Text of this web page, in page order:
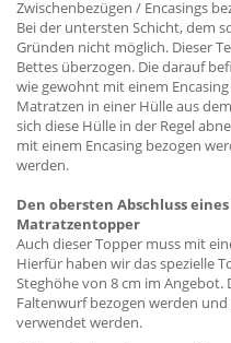
Zwischenbezügen / Encasings
Bei der untersten Schicht, dem
Gründen nicht möglich. Dieser
Bettes überzogen. Die darauf
wie gewohnt mit einem
Matratzen in einer Hülle aus
sich diese Hülle in der Regel
mit einem Encasing bezogen
werden.
Den obersten Abschluss
Matratzentopper
Auch dieser Topper muss mit
Hierfür haben wir das spezielle
Steghöhe von 8 cm im
Faltenwurf bezogen werden
verwendet werden.